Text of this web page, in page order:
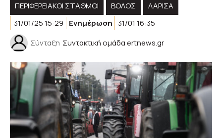
ΠΕΡΙΦΕΡΕΙΑΚΟΊ ΣΤΑΘΜΟΊ ΒΟΛΟΣ
ΛΑΡΙΣΑ
31/01/25 15:29
Ενημέρωση
31/01 16:35
Σύνταξη Συντακτική ομάδα ertnews.gr